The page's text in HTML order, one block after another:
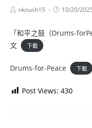
Postnknush15
Post10/20/
「和平之鼓（Drums-
文
下載
Drums-for-Peace 下載
Post Views: 430